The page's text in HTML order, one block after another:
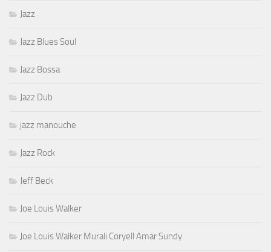
Jazz
Jazz Blues Soul
Jazz Bossa
Jazz Dub
jazz manouche
Jazz Rock
Jeff Beck
Joe Louis Walker
Joe Louis Walker Murali Coryell Amar Sundy